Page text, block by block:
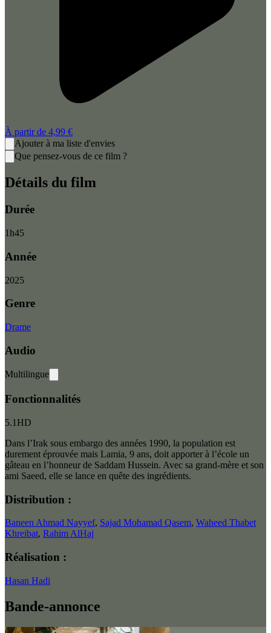
À partir de 4,99 €
Ajouter à ma liste d'envies
Que pensez-vous de ce film ?
Détails du film
Durée
1h45
Année
2025
Genre
Drame
Audio
Multilingue
Fonctionnalités
5.1HD
Dans l’Irak sous embargo des années 1990, la population est
durement éprouvée mais Lamia, 9 ans, doit apporter à l’école un
gâteau en l’honneur de Saddam Hussein. Avec sa grand-mère et son
ami Saeed, elle se lance en quête des ingrédients.
Distribution :
Baneen Ahmad Nayyef, Sajad Mohamad Qasem, Waheed Thabet
Khreibat, Rahim AlHaj
Réalisation :
Hasan Hadi
Bande-annonce